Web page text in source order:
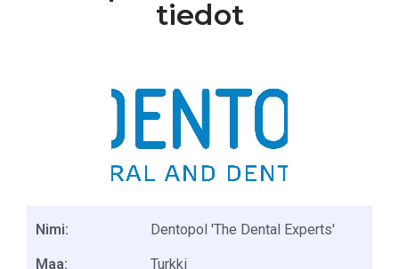
tiedot
Nimi:
Maa:
Dentopol 'The Dental Experts'
Turkki